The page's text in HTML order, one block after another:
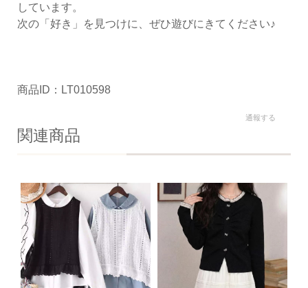
しています。
次の「好き」を見つけに、ぜひ遊びにきてください♪
商品ID：LT010598
通報する
関連商品